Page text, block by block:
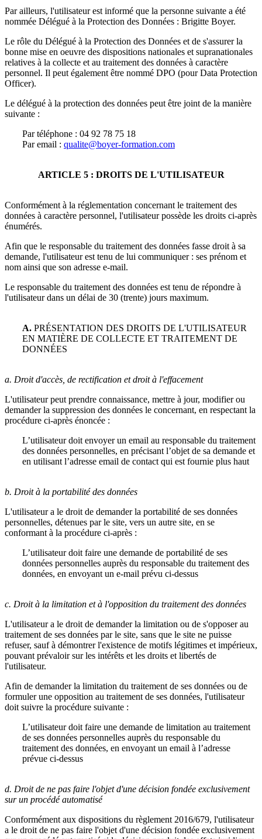
Par ailleurs, l'utilisateur est informé que la personne suivante a été
nommée Délégué à la Protection des Données : Brigitte Boyer.
Le rôle du Délégué à la Protection des Données et de s'assurer la
bonne mise en oeuvre des dispositions nationales et supranationales
relatives à la collecte et au traitement des données à caractère
personnel. Il peut également être nommé DPO (pour Data Protection
Officer).
Le délégué à la protection des données peut être joint de la manière
suivante :
Par téléphone : 04 92 78 75 18
Par email : qualite@boyer-formation.com
ARTICLE 5 : DROITS DE L'UTILISATEUR
Conformément à la réglementation concernant le traitement des
données à caractère personnel, l'utilisateur possède les droits ci-après
énumérés.
Afin que le responsable du traitement des données fasse droit à sa
demande, l'utilisateur est tenu de lui communiquer : ses prénom et
nom ainsi que son adresse e-mail.
Le responsable du traitement des données est tenu de répondre à
l'utilisateur dans un délai de 30 (trente) jours maximum.
A. PRÉSENTATION DES DROITS DE L'UTILISATEUR
EN MATIÈRE DE COLLECTE ET TRAITEMENT DE
DONNÉES
a. Droit d'accès, de rectification et droit à l'effacement
L'utilisateur peut prendre connaissance, mettre à jour, modifier ou
demander la suppression des données le concernant, en respectant la
procédure ci-après énoncée :
L’utilisateur doit envoyer un email au responsable du traitement
des données personnelles, en précisant l’objet de sa demande et
en utilisant l’adresse email de contact qui est fournie plus haut
b. Droit à la portabilité des données
L'utilisateur a le droit de demander la portabilité de ses données
personnelles, détenues par le site, vers un autre site, en se
conformant à la procédure ci-après :
L’utilisateur doit faire une demande de portabilité de ses
données personnelles auprès du responsable du traitement des
données, en envoyant un e-mail prévu ci-dessus
c. Droit à la limitation et à l'opposition du traitement des données
L'utilisateur a le droit de demander la limitation ou de s'opposer au
traitement de ses données par le site, sans que le site ne puisse
refuser, sauf à démontrer l'existence de motifs légitimes et impérieux,
pouvant prévaloir sur les intérêts et les droits et libertés de
l'utilisateur.
Afin de demander la limitation du traitement de ses données ou de
formuler une opposition au traitement de ses données, l'utilisateur
doit suivre la procédure suivante :
L’utilisateur doit faire une demande de limitation au traitement
de ses données personnelles auprès du responsable du
traitement des données, en envoyant un email à l’adresse
prévue ci-dessus
d. Droit de ne pas faire l'objet d'une décision fondée exclusivement
sur un procédé automatisé
Conformément aux dispositions du règlement 2016/679, l'utilisateur
a le droit de ne pas faire l'objet d'une décision fondée exclusivement